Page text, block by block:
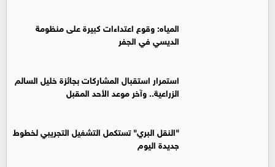
المياه: وقوع اعتداءات كبيرة على منظومة
الديسي في الجفر
استمرار استقبال المشاركات بجائزة خليل السالم
الزراعية.. وآخر موعد الأحد المقبل
"النقل البري" تستكمل التشغيل التجريبي لخطوط
جديدة اليوم